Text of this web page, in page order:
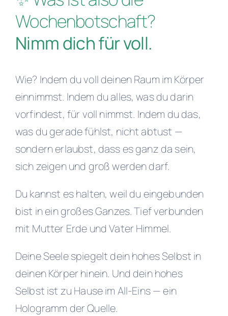
Wochenbotschaft?
Nimm dich für voll.
Wie? Indem du voll deinen Raum im Körper
einnimmst. Indem du alles, was du darin
vorfindest, für voll nimmst. Indem du das,
was du gerade fühlst, nicht abtust —
sondern erlaubst, dass es ganz da sein,
sich zeigen und groß werden darf.
Du kannst es halten, weil du eingebunden
bist in ein großes Ganzes. Tief verbunden
mit Mutter Erde und Vater Himmel.
Deine Seele spiegelt dein hohes Selbst in
deinen Körper hinein. Und dein hohes
Selbst ist zu Hause im All-Eins — ein
Hologramm der Quelle.